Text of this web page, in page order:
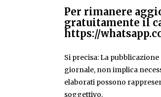
Per rimanere
gratuitamente il
https://
Si precisa: La
giornale, non implica
elaborati possono
soggettivo.